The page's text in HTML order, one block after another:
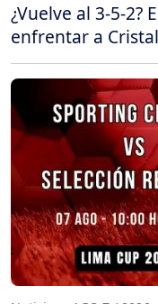
¿Vuelve al 3-5-2?
enfrentar a Cristal